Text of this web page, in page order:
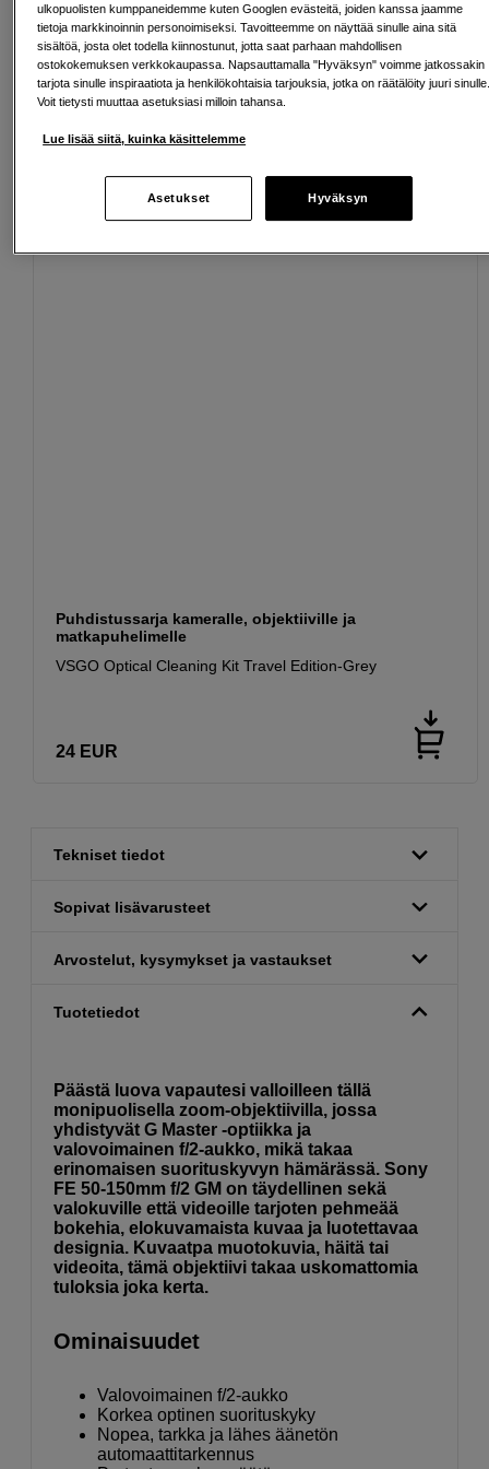
Ilmainen toimitus yli 200 EUR ostoksille
Osta nyt ja maksa myöhemmin
Sopivat lisävarusteet Näytä lisää
Puhdistussarja kameralle, objektiiville ja
matkapuhelimelle
VSGO Optical Cleaning Kit Travel Edition-Grey
24 EUR
Tekniset tiedot
Sopivat lisävarusteet
Arvostelut, kysymykset ja vastaukset
Tuotetiedot
Päästä luova vapautesi valloilleen tällä
monipuolisella zoom-objektiivilla, jossa
yhdistyvät G Master -optiikka ja
valovoimainen f/2-aukko, mikä takaa
erinomaisen suorituskyvyn hämärässä. Sony
FE 50-150mm f/2 GM on täydellinen sekä
valokuville että videoille tarjoten pehmeää
bokehia, elokuvamaista kuvaa ja luotettavaa
designia. Kuvaatpa muotokuvia, häitä tai
videoita, tämä objektiivi takaa uskomattomia
tuloksia joka kerta.
Ominaisuudet
Valovoimainen f/2-aukko
Korkea optinen suorituskyky
Nopea, tarkka ja lähes äänetön
automaattitarkennus
ulkopuolisten kumppaneidemme kuten Googlen evästeitä, joiden kanssa jaamme
tietoja markkinoinnin personoimiseksi. Tavoitteemme on näyttää sinulle aina sitä
sisältöä, josta olet todella kiinnostunut, jotta saat parhaan mahdollisen
ostokokemuksen verkkokaupassa. Napsauttamalla "Hyväksyn" voimme jatkossakin
tarjota sinulle inspiraatiota ja henkilökohtaisia tarjouksia, jotka on räätälöity juuri
Voit tietysti muuttaa asetuksiasi milloin tahansa.
Lue lisää siitä, kuinka käsittelemme
Asetukset Hyväksyn